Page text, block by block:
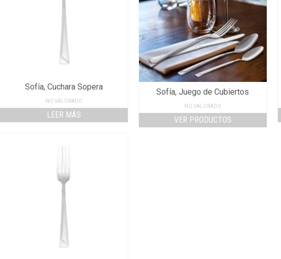
Sofía, Cuchara Sopera
NO VALORADO
LEER MÁS
Sofía, Juego de Cubiertos
NO VALORADO
VER PRODUCTOS